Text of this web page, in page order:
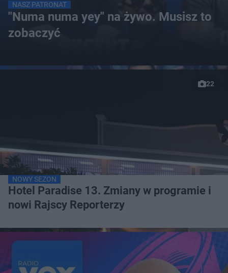
NASZ PATRONAT
"Numa numa yey" na żywo. Musisz to
zobaczyć
22
NOWY SEZON
Hotel Paradise 13. Zmiany w programie i
nowi Rajscy Reporterzy